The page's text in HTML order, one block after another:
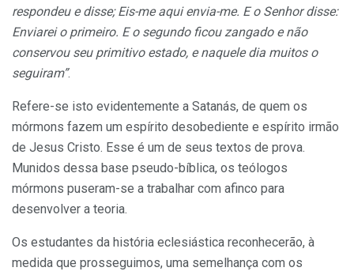
respondeu e disse; Eis-me aqui envia-me. E o Senhor disse:
Enviarei o primeiro. E o segundo ficou zangado e não
conservou seu primitivo estado, e naquele dia muitos o
seguiram”.
Refere-se isto evidentemente a Satanás, de quem os
mórmons fazem um espírito desobediente e espírito irmão
de Jesus Cristo. Esse é um de seus textos de prova.
Munidos dessa base pseudo-bíblica, os teólogos
mórmons puseram-se a trabalhar com afinco para
desenvolver a teoria.
Os estudantes da história eclesiástica reconhecerão, à
medida que prosseguimos, uma semelhança com os